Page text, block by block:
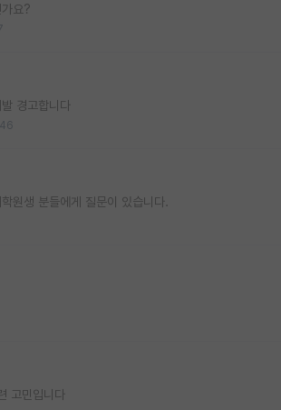
요?
경고합니다
원생 분들에게 질문이 있습니다.
고민입니다